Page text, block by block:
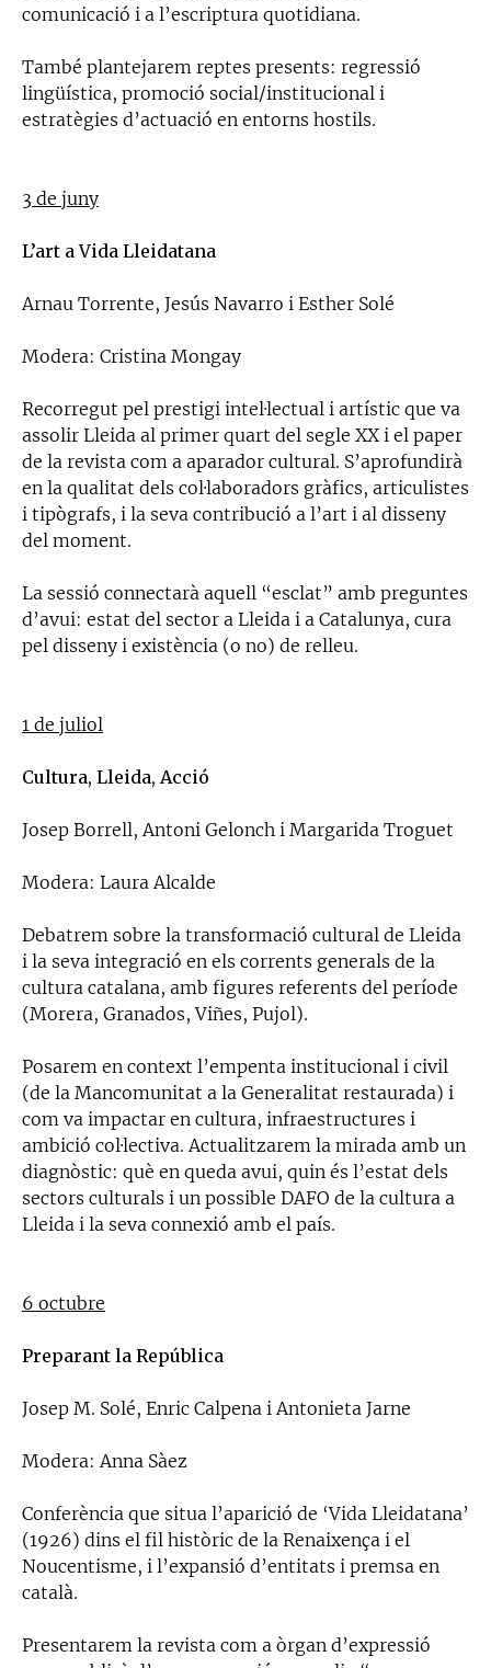
comunicació i a l’escriptura quotidiana.
També plantejarem reptes presents: regressió
lingüística, promoció social/institucional i
estratègies d’actuació en entorns hostils.
3 de juny
L’art a Vida Lleidatana
Arnau Torrente, Jesús Navarro i Esther Solé
Modera: Cristina Mongay
Recorregut pel prestigi intel·lectual i artístic que va
assolir Lleida al primer quart del segle XX i el paper
de la revista com a aparador cultural. S’aprofundirà
en la qualitat dels col·laboradors gràfics, articulistes
i tipògrafs, i la seva contribució a l’art i al disseny
del moment.
La sessió connectarà aquell “esclat” amb preguntes
d’avui: estat del sector a Lleida i a Catalunya, cura
pel disseny i existència (o no) de relleu.
1 de juliol
Cultura, Lleida, Acció
Josep Borrell, Antoni Gelonch i Margarida Troguet
Modera: Laura Alcalde
Debatrem sobre la transformació cultural de Lleida
i la seva integració en els corrents generals de la
cultura catalana, amb figures referents del període
(Morera, Granados, Viñes, Pujol).
Posarem en context l’empenta institucional i civil
(de la Mancomunitat a la Generalitat restaurada) i
com va impactar en cultura, infraestructures i
ambició col·lectiva. Actualitzarem la mirada amb un
diagnòstic: què en queda avui, quin és l’estat dels
sectors culturals i un possible DAFO de la cultura a
Lleida i la seva connexió amb el país.
6 octubre
Preparant la República
Josep M. Solé, Enric Calpena i Antonieta Jarne
Modera: Anna Sàez
Conferència que situa l’aparició de ‘Vida Lleidatana’
(1926) dins el fil històric de la Renaixença i el
Noucentisme, i l’expansió d’entitats i premsa en
català.
Presentarem la revista com a òrgan d’expressió